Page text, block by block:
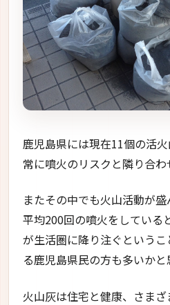
鹿児島県には現在11個の活火
常に噴火のリスクと隣り合わ
またその中でも火山活動が
平均200回の噴火をしている
が生活圏に降り注ぐという
る鹿児島県民の方も多いかと
火山灰は住宅と健康、さま